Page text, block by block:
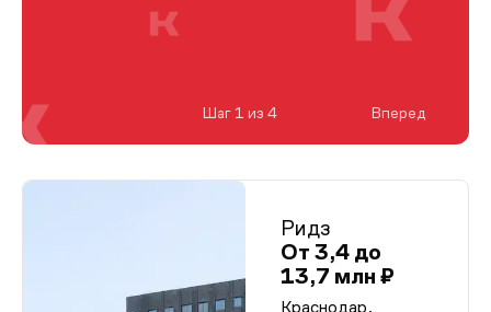
Ридз
От 3,4 до
13,7 млн ₽
Краснодар,
Шаг 1 из 4 Вперед